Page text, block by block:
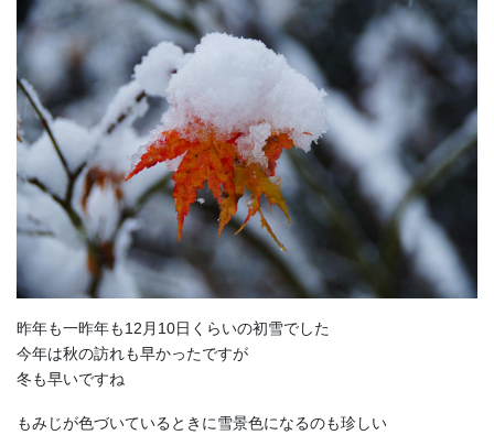
昨年も一昨年も12月10日くらいの初雪でした
今年は秋の訪れも早かったですが
冬も早いですね
もみじが色づいているときに雪景色になるのも珍しい